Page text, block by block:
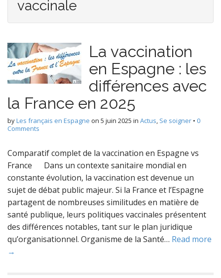
vaccinale
La vaccination
en Espagne : les
différences avec
la France en 2025
byLes français en Espagne on 5 juin 2025 in Actus, Se soigner • 0
Comments
Comparatif complet de la vaccination en Espagne vs
France Dans un contexte sanitaire mondial en
constante évolution, la vaccination est devenue un
sujet de débat public majeur. Si la France et l’Espagne
partagent de nombreuses similitudes en matière de
santé publique, leurs politiques vaccinales présentent
des différences notables, tant sur le plan juridique
qu’organisationnel. Organisme de la Santé… Read more
→